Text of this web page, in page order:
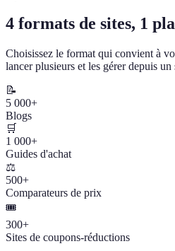
4 formats de sites, 1
Choisissez le format qui convient à
lancer plusieurs et les gérer depuis
📝
5 000+
Blogs
🛒
1 000+
Guides d'achat
⚖️
500+
Comparateurs de prix
🎟️
300+
Sites de coupons-réductions